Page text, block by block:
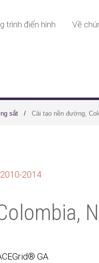
trình điển hình Về
sắt Cải tạo nền đường,
2014
GA